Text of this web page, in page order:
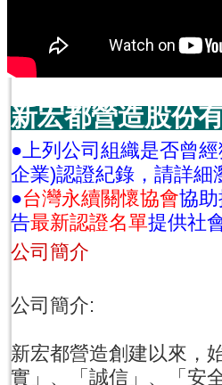
新宏都營造股份
●上列公司組織是否曾
企業)認證紀錄，請詳細
●台灣永續關懷協會協
告最新認證名單提供社
公司簡介
公司簡介:
新宏都營造創建以來，
實」、「誠信」、「安